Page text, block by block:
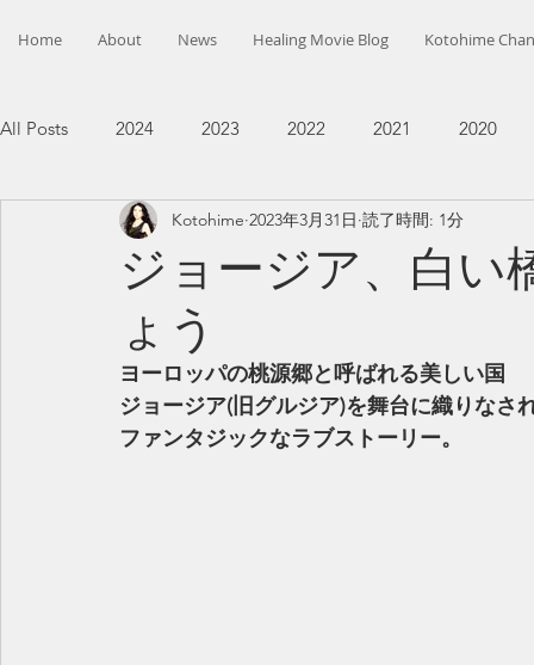
Home About News Healing Movie Blog Kotohime
All Posts 2024 2023 2022 2021 2020
ジョージア、白い
ょう
Kotohime 2023年3月31日 読了時間: 1分
ヨーロッパの桃源郷と呼ばれる美しい国
ジョージア(旧グルジア)を舞台に織りなさ
ファンタジックなラブストーリー。